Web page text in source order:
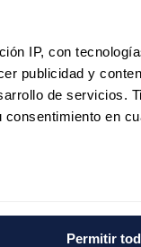
IP, con
publicidad y
de servicios.
en
Permitir